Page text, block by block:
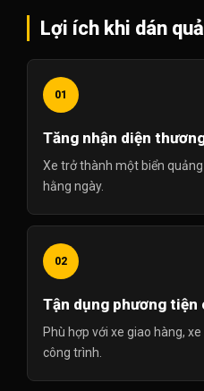
Lợi ích khi dán
01
Tăng nhận diện
Xe trở thành một biển
hằng ngày.
02
Tận dụng phương tiện
Phù hợp với xe giao hàng,
công trình.